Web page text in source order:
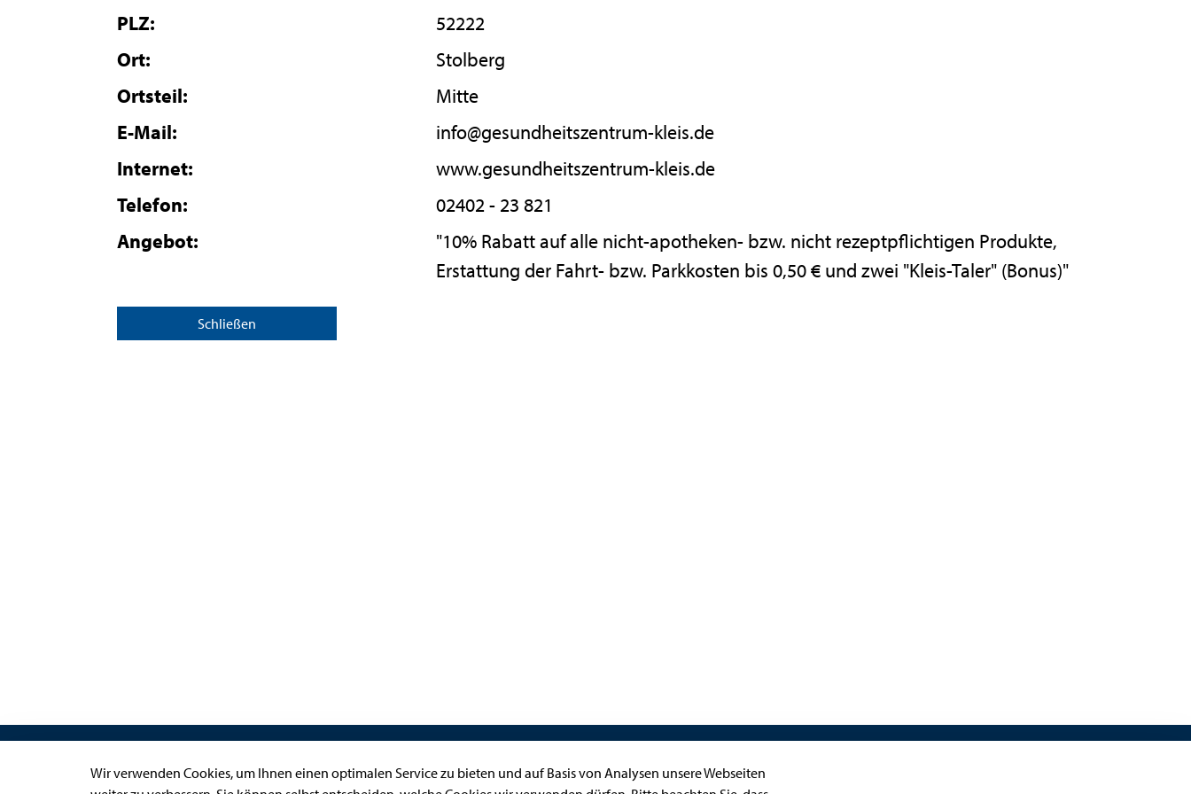
PLZ:
52222
Ort:
Stolberg
Ortsteil:
Mitte
E-Mail:
info@gesundheitszentrum-kleis.de
Internet:
www.gesundheitszentrum-kleis.de
Telefon:
02402 - 23 821
Angebot:
"10% Rabatt auf alle nicht-apotheken- bzw. nicht rezeptpflichtigen Produkte,
Erstattung der Fahrt- bzw. Parkkosten bis 0,50 € und zwei "Kleis-Taler" (Bonus)"
Schließen
Links Kontakt
Wir verwenden Cookies, um Ihnen einen optimalen Service zu bieten und auf Basis von Analysen unsere Webseiten